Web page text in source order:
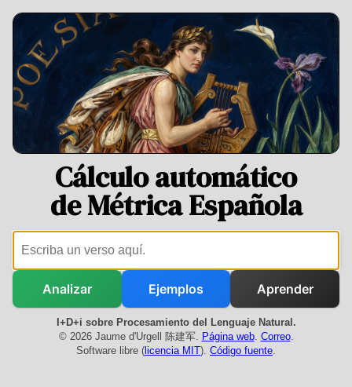
Cálculo automático
de Métrica Española
Analizar Ejemplos Aprender
I+D+i sobre Procesamiento del Lenguaje Natural.
© 2026 Jaume d'Urgell 陈建军. Página web. Correo.
Software libre (licencia MIT). Código fuente